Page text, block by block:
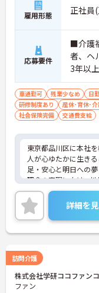
雇用形態 正社員
応募要件
■介護
者、ヘ
3年以上
車通勤可 残業少なめ 日
研修制度あり
産休･育休･
社会保険完備
交通費支給
東京都品川区に本社
人が心ゆたかに生き
足・安心と明日への
理念の実現に向け、
す。
ご興味のある方には、
に詳細をお話しいた
さい！
詳細を
訪問介護
株式会社学研ココファン
ファン